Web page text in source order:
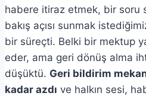
habere itiraz etmek, bir soru
bakış açısı sunmak
bir süreçti. Belki bir mektup
eder, ama geri dönüş alma
düşüktü. Geri bildirim
kadar azdı ve halkın sesi,